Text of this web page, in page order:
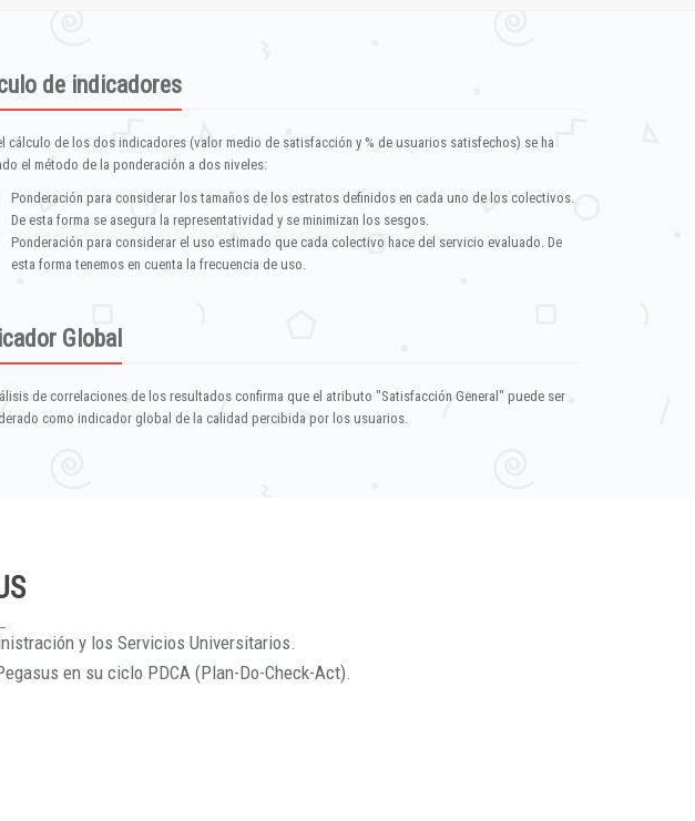
de indicadores
cálculo de los dos indicadores (valor medio de satisfacción y % de usuarios satisfechos) se ha
el método de la ponderación a dos niveles:
Ponderación para considerar los tamaños de los estratos definidos en cada uno de los colectivos.
De esta forma se asegura la representatividad y se minimizan los sesgos.
Ponderación para considerar el uso estimado que cada colectivo hace del servicio evaluado. De
esta forma tenemos en cuenta la frecuencia de uso.
Global
de correlaciones de los resultados confirma que el atributo "Satisfacción General" puede ser
como indicador global de la calidad percibida por los usuarios.
y los Servicios Universitarios.
en su ciclo PDCA (Plan-Do-Check-Act).